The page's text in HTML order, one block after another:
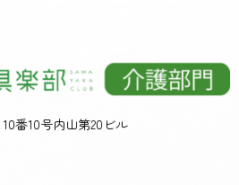
番10号内山第20ビル